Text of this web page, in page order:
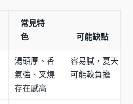
常見特
色
可能缺點
湯頭厚、香
氣強、叉燒
存在感高
容易膩，夏天
可能較負擔